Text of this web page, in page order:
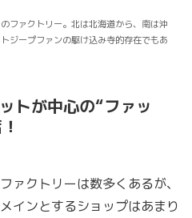
ファクトリー。北は北海道から、南は沖
ジープファンの駆け込み寺的存在でもあ
トが中心の“ファッ
クトリーは数多くあるが、
インとするショップはあまり